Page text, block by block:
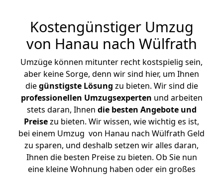
Kostengünstiger Umzug
von Hanau nach Wülfrath
Umzüge können mitunter recht kostspielig sein,
aber keine Sorge, denn wir sind hier, um Ihnen
diegünstigste Lösung zu bieten. Wir sind die
professionellen Umzugsexperten und arbeiten
stets daran, Ihnen die besten Angebote und
Preisezu bieten. Wir wissen, wie wichtig es ist,
bei einem Umzug von Hanau nach Wülfrath Geld
zu sparen, und deshalb setzen wir alles daran,
Ihnen die besten Preise zu bieten. Ob Sie nun
eine kleine Wohnung haben oder ein großes